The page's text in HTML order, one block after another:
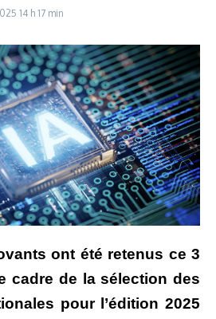
14 h 17 min
ont été retenus ce 3
cadre de la sélection des
pour l’édition 2025